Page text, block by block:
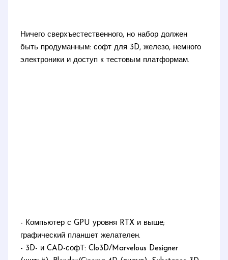
Ничего сверхъестественного, но набор должен
быть продуманным: софт для 3D, железо, немного
электроники и доступ к тестовым платформам.
- Компьютер с GPU уровня RTX и выше;
графический планшет желателен.
- 3D- и CAD-софТ: Clo3D/Marvelous Designer